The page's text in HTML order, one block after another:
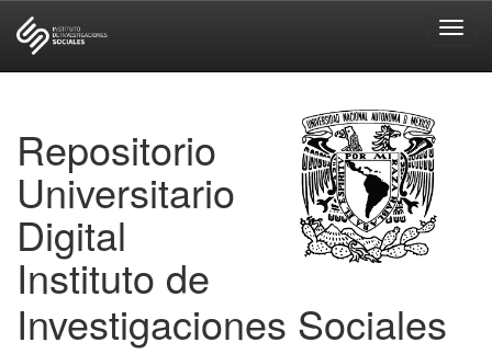
Repositorio
Universitario
Digital
Instituto de
Investigaciones Sociales